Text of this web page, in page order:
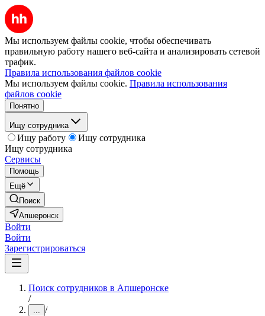
Мы используем файлы cookie, чтобы обеспечивать
правильную работу нашего веб-сайта и анализировать сетевой
трафик.
Правила использования файлов cookie
Мы используем файлы cookie. Правила использования
файлов cookie
Понятно
Ищу сотрудника
Ищу работу
Ищу сотрудника
Ищу сотрудника
Сервисы
Помощь
Ещё
Поиск
Апшеронск
Войти
Войти
Зарегистрироваться
Поиск сотрудников в Апшеронске
/
... /